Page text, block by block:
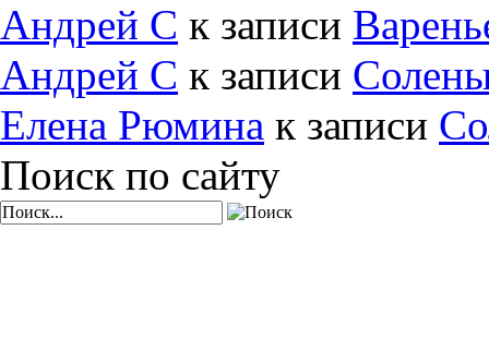
Андрей С к записи
Андрей С к записи
Елена Рюмина к записи
Поиск по сайту